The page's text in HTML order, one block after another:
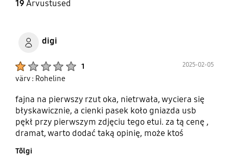
19Arvustused
digi
1 2025-02-05
värv : Roheline
fajna na pierwszy rzut oka, nietrwała, wyciera się
błyskawicznie, a cienki pasek koło gniazda usb
pękł przy pierwszym zdjęciu tego etui. za tą cenę ,
dramat, warto dodać taką opinię, może ktoś
Tõlgi